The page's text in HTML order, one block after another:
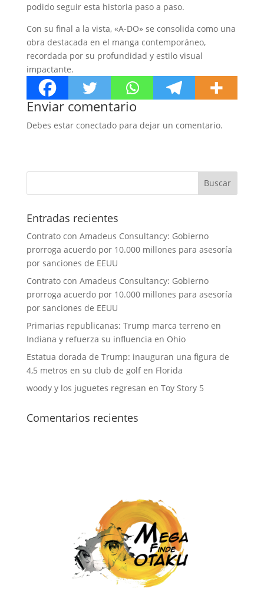
podido seguir esta historia paso a paso.
Con su final a la vista, «A-DO» se consolida como una
obra destacada en el manga contemporáneo,
recordada por su profundidad y estilo visual
impactante.
Enviar comentario
Debes estar conectado para dejar un comentario.
Entradas recientes
Contrato con Amadeus Consultancy: Gobierno
prorroga acuerdo por 10.000 millones para asesoría
por sanciones de EEUU
Contrato con Amadeus Consultancy: Gobierno
prorroga acuerdo por 10.000 millones para asesoría
por sanciones de EEUU
Primarias republicanas: Trump marca terreno en
Indiana y refuerza su influencia en Ohio
Estatua dorada de Trump: inauguran una figura de
4,5 metros en su club de golf en Florida
woody y los juguetes regresan en Toy Story 5
Comentarios recientes